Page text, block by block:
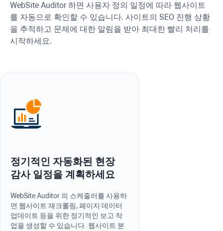
WebSite Auditor하면 사용자 정의 일정에 따라 웹사이트
를 자동으로 확인할 수 있습니다. 사이트의 SEO 진행 상황
을 추적하고 문제에 대한 알림을 받아 최대한 빨리 처리를
시작하세요.
정기적인 자동화된 현장
감사 일정을 계획하세요
WebSite Auditor 의 스케줄러를 사용하
면 웹사이트 재크롤링, 페이지 데이터
업데이트 등을 위한 정기적인 보고 작
업을 생성할 수 있습니다. 웹사이트 분